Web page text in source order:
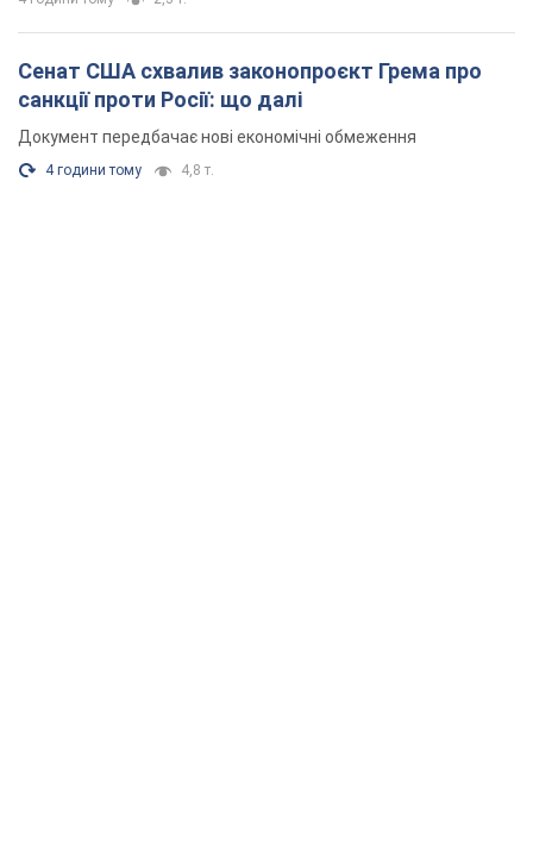
Сенат США схвалив законопроєкт Грема про
санкції проти Росії: що далі
Документ передбачає нові економічні обмеження
4 години тому 4,8 т.